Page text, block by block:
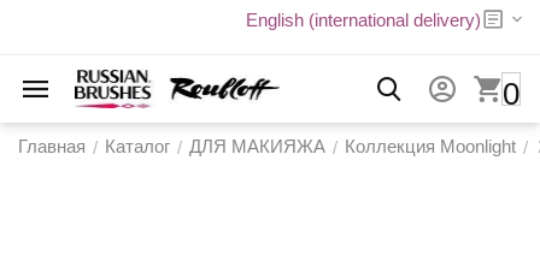
English (international delivery)
0
Главная / Каталог / ДЛЯ МАКИЯЖА / Коллекция Moonlight /